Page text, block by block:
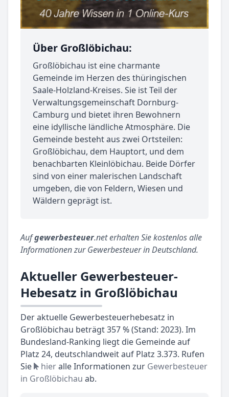
Über Großlöbichau:
Großlöbichau ist eine charmante
Gemeinde im Herzen des thüringischen
Saale-Holzland-Kreises. Sie ist Teil der
Verwaltungsgemeinschaft Dornburg-
Camburg und bietet ihren Bewohnern
eine idyllische ländliche Atmosphäre. Die
Gemeinde besteht aus zwei Ortsteilen:
Großlöbichau, dem Hauptort, und dem
benachbarten Kleinlöbichau. Beide Dörfer
sind von einer malerischen Landschaft
umgeben, die von Feldern, Wiesen und
Wäldern geprägt ist.
Aufgewerbesteuer.net erhalten Sie kostenlos alle
Informationen zur Gewerbesteuer in Deutschland.
Aktueller Gewerbesteuer-
Hebesatz in Großlöbichau
Der aktuelle Gewerbesteuerhebesatz in
Großlöbichau beträgt 357 % (Stand: 2023). Im
Bundesland-Ranking liegt die Gemeinde auf
Platz 24, deutschlandweit auf Platz 3.373. Rufen
Sie
hieralle Informationen zur Gewerbesteuer
in Großlöbichau ab.